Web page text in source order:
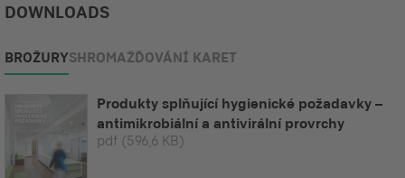
DOWNLOADS
BROŽURYSHROMAŽĎOVÁNÍ KARET
Produkty splňující hygienické požadavky –
antimikrobiální a antivirální provrchy
pdf (596,6 KB)